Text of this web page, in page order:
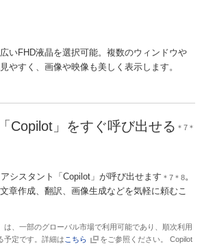
いFHD液晶を選択可能。複数のウィンドウや
やすく、画像や映像も美しく表示します。
Copilot」をすぐ呼び出せる ＊7＊
シスタント「Copilot」が呼び出せます ＊7＊8。
章作成、翻訳、画像生成などを気軽に頼むこ
は、一部のグローバル市場で利用可能であり、順次利用
予定です。詳細は こちら
をご参照ください。 Copilot